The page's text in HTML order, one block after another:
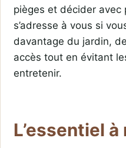
pièges et décider avec
s’adresse à vous si
davantage du jardin,
accès tout en évitant
entretenir.
L’essentiel